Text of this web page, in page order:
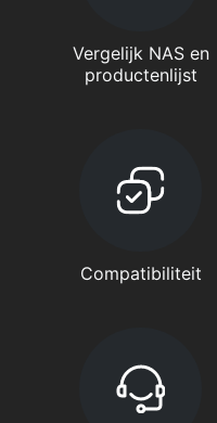
Vergelijk NAS en
productenlijst
Compatibiliteit